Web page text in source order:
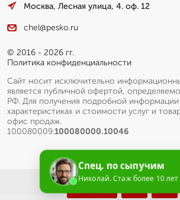
Москва, Лесная улица, 4. оф. 12
chel@pesko.ru
© 2016 - 2026 гг.
Политика конфиденциальности
Сайт носит исключительно
является публичной офертой,
РФ. Для получения подробной информации
характеристиках и стоимости услуг и
офис продаж.
100080009.100080000.10046
Спец. по сыпучим
Николай. Стаж более 10 лет